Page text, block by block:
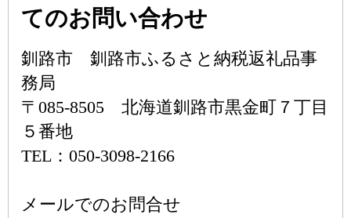
てのお問い合わせ
釧路市 釧路市ふるさと納税返礼品事
務局
〒085-8505 北海道釧路市黒金町７丁目
５番地
TEL：050-3098-2166
メールでのお問合せ